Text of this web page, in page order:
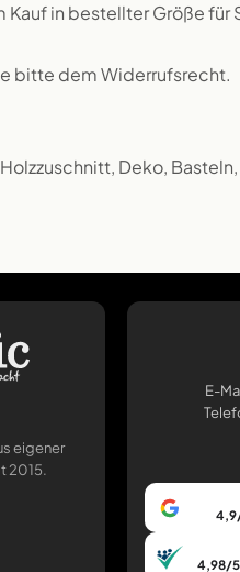
Kauf in bestellter Größe
bitte dem Widerrufsrecht.
Deko,
eigener
2015.
E-
4,98/